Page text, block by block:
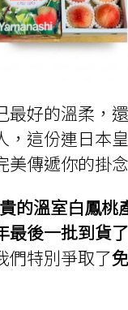
最好的溫柔，
，這份連日本
美傳遞你的掛念
的溫室白鳳桃
最後一批到貨了
們特別爭取了